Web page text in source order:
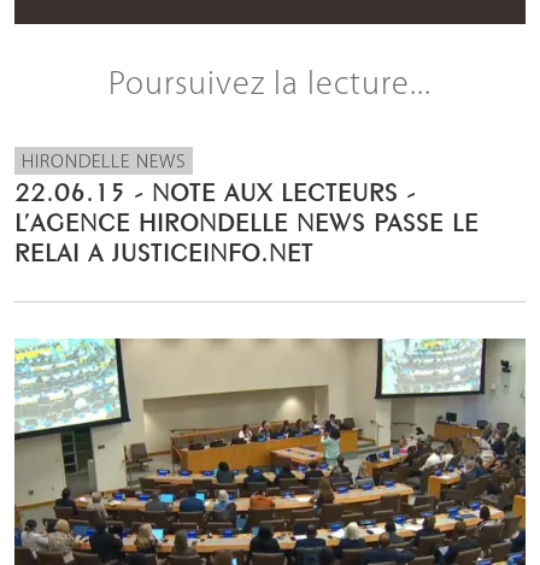
Poursuivez la lecture...
HIRONDELLE NEWS
22.06.15 - NOTE AUX LECTEURS -
L’AGENCE HIRONDELLE NEWS PASSE LE
RELAI A JUSTICEINFO.NET